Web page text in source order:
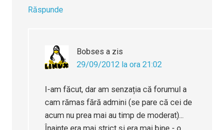
Răspunde
Bobses a zis
29/09/2012 la ora 21:02
I-am făcut, dar am senzația că forumul a
cam rămas fără admini (se pare că cei de
acum nu prea mai au timp de moderat)...